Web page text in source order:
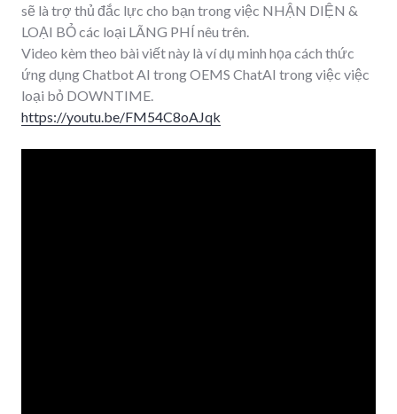
sẽ là trợ thủ đắc lực cho bạn trong việc NHẬN DIỆN &
LOẠI BỎ các loại LÃNG PHÍ nêu trên.
Video kèm theo bài viết này là ví dụ minh họa cách thức
ứng dụng Chatbot AI trong OEMS ChatAI trong việc việc
loại bỏ DOWNTIME.
https://youtu.be/FM54C8oAJqk